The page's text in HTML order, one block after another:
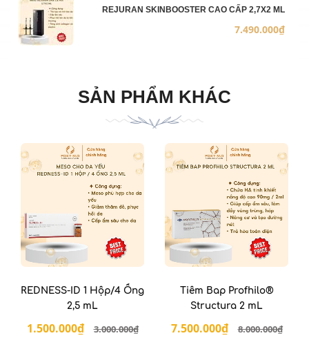
REJURAN SKINBOOSTER CAO CẤP 2,7X2 ML
7.490.000₫
SẢN PHẨM KHÁC
REDNESS-ID 1 Hộp/4 Ống
2,5 mL
1.500.000₫ 3.000.000₫
Tiêm Bap Profhilo®
Structura 2 mL
7.500.000₫ 8.000.000₫